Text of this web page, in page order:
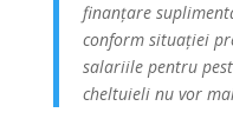
finanțare
conform situației
salariile pentru
cheltuieli nu vor